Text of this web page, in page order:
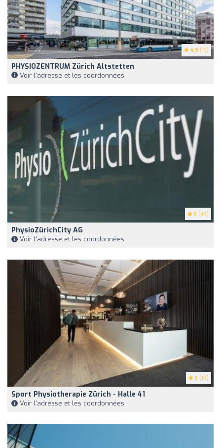
4.9 (13)
PHYSIOZENTRUM Zürich Altstetten
Voir l'adresse et les coordonnées
5 (46)
PhysioZürichCity AG
Voir l'adresse et les coordonnées
5 (18)
Sport Physiotherapie Zürich - Halle 41
Voir l'adresse et les coordonnées